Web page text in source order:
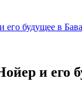
будущее в
и его